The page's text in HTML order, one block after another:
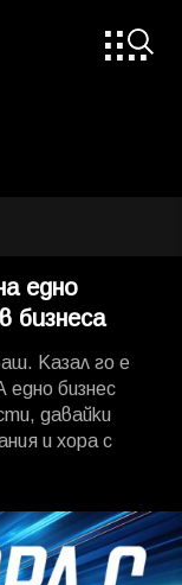
едно
бизнеса
Казал го е
бизнес
давайки
и хора с